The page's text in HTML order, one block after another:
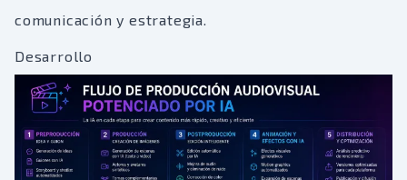
comunicación y estrategia.
Desarrollo